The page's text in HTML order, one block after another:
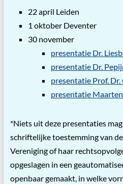
22 april Leiden
1 oktober Deventer
30 november
presentatie Dr.
presentatie Dr.
presentatie Prof.
presentatie
*Niets uit deze presentaties
schriftelijke toestemming van
Vereniging of haar
opgeslagen in een
openbaar gemaakt, in welke